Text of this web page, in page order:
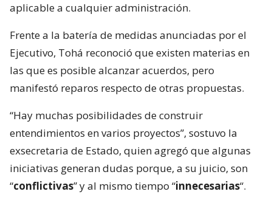
aplicable a cualquier administración.
Frente a la batería de medidas anunciadas por el
Ejecutivo, Tohá reconoció que existen materias en
las que es posible alcanzar acuerdos, pero
manifestó reparos respecto de otras propuestas.
“Hay muchas posibilidades de construir
entendimientos en varios proyectos”, sostuvo la
exsecretaria de Estado, quien agregó que algunas
iniciativas generan dudas porque, a su juicio, son
“conflictivas” y al mismo tiempo “innecesarias“.